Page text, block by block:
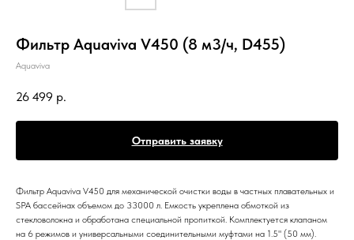
Фильтр Aquaviva V450 (8 м3/ч, D455)
Aquaviva
26 499 р.
Отправить заявку
Фильтр Aquaviva V450 для механической очистки воды в частных плавательных и
SPA бассейнах объемом до 33000 л. Емкость укреплена обмоткой из
стекловолокна и обработана специальной пропиткой. Комплектуется клапаном
на 6 режимов и универсальными соединительными муфтами на 1.5" (50 мм).